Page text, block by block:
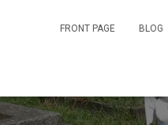
FRONT PAGE BLOG